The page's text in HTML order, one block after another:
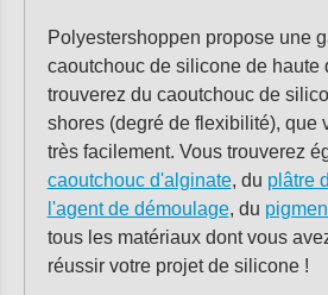
Polyestershoppen propose une
caoutchouc de silicone de haute
trouverez du caoutchouc de
shores (degré de flexibilité), que
très facilement. Vous trouverez
caoutchouc d'alginate, du plâtre
l'agent de démoulage, du
tous les matériaux dont vous
réussir votre projet de silicone !